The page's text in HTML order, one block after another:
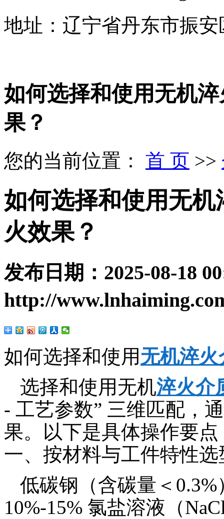
地址：辽宁省丹东市振
如何选择和使用无机
果？
您的当前位置： 首 页 >>
如何选择和使用无
火效果？
发布日期： 2025-08-18
http://
如何选择和使用 无机淬火
选择和使用无机淬火介
- 工艺参数” 三维匹配，
果。以下是具体操作要点
一、按材料与工件特性选
低碳钢（含碳量＜
10%-15% 氯盐溶液（